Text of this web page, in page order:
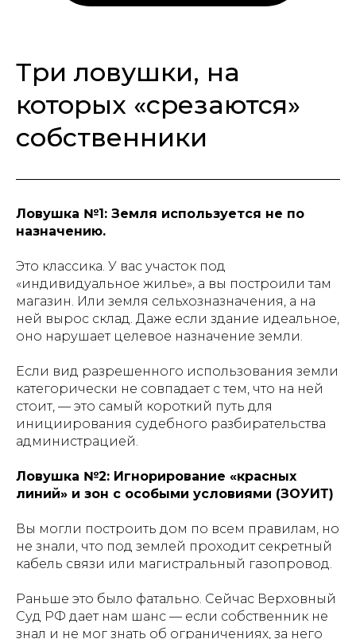
Три ловушки, на
которых «срезаются»
собственники
Ловушка №1: Земля используется не по
назначению.
Это классика. У вас участок под
«индивидуальное жилье», а вы построили там
магазин. Или земля сельхозназначения, а на
ней вырос склад. Даже если здание идеальное,
оно нарушает целевое назначение земли.
Если вид разрешенного использования земли
категорически не совпадает с тем, что на ней
стоит, — это самый короткий путь для
инициирования судебного разбирательства
администрацией.
Ловушка №2: Игнорирование «красных
линий» и зон с особыми условиями (ЗОУИТ)
Вы могли построить дом по всем правилам, но
не знали, что под землей проходит секретный
кабель связи или магистральный газопровод.
Раньше это было фатально. Сейчас Верховный
Суд РФ дает нам шанс — если собственник не
знал и не мог знать об ограничениях, за него